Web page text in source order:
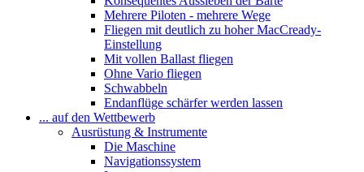
Mehrere Piloten - mehrere Wege
Fliegen mit deutlich zu hoher MacCready-
Einstellung
Mit vollen Ballast fliegen
Ohne Vario fliegen
Schwabbeln
Endanflüge schärfer werden lassen
... auf den Wettbewerb
Ausrüstung & Instrumente
Die Maschine
Navigationssystem